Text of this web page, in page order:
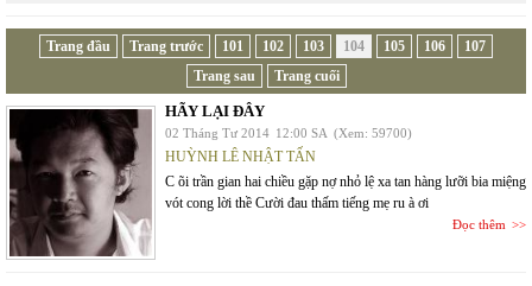
Trang đầu Trang trước 101 102 103 104 105 106
107
Trang sau
Trang cuối
HÃY LẠI ĐÂY
02 Tháng Tư 2014 12:00 SA (Xem: 59700)
HUỲNH LÊ NHẬT TẤN
C õi trần gian hai chiều gặp nợ nhỏ lệ xa tan hàng lưỡi bia miệng
vót cong lời thề Cười đau thấm tiếng mẹ ru à ơi
Đọc thêm